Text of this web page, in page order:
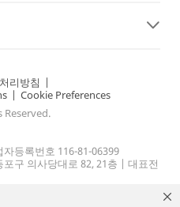
리방침 |
| Cookie Preferences
Reserved.
등록번호 116-81-06399
구 의사당대로 82, 21층 | 대표전